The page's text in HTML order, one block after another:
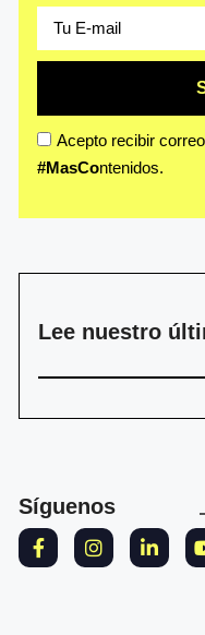
Acepto recibir
#MasContenidos.
Lee nuestro
Síguenos